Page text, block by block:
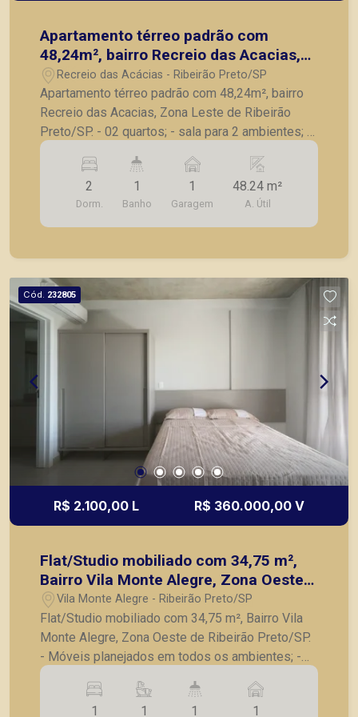
Apartamento térreo padrão com
48,24m², bairro Recreio das Acacias,
Zona Leste de Ribeirão Preto/SP.
Recreio das Acácias - Ribeirão Preto/SP
Apartamento térreo padrão com 48,24m², bairro
Recreio das Acacias, Zona Leste de Ribeirão
Preto/SP. - 02 quartos; - sala para 2 ambientes; -
Banheiro social; - Cozinha, estilo americana; -
Lavanderia; - 01 vaga de garagem. - Quintal; A
Piramid tem como objetivo atender seus clientes
com agilidade e segurança, em locação, vendas
de imóveis prontos, usados ou mesmo nos
2
Dorm.
1
Banho
1
Garagem
48.24 m²
A. Útil
Cód. 232805
R$ 2.100,00 L R$ 360.000,00 V
Flat/Studio mobiliado com 34,75 m²,
Bairro Vila Monte Alegre, Zona Oeste
de Ribeirão Preto/SP.
Vila Monte Alegre - Ribeirão Preto/SP
Flat/Studio mobiliado com 34,75 m², Bairro Vila
Monte Alegre, Zona Oeste de Ribeirão Preto/SP.
- Móveis planejados em todos os ambientes; -
Cozinha com armários planejados; - Banheiro
social completo; - Eletrodomésticos, incluindo
1 1 1 1